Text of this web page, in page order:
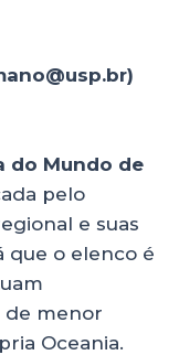
do Mundo de
pelo
e suas
que o elenco é
de menor
Oceania.